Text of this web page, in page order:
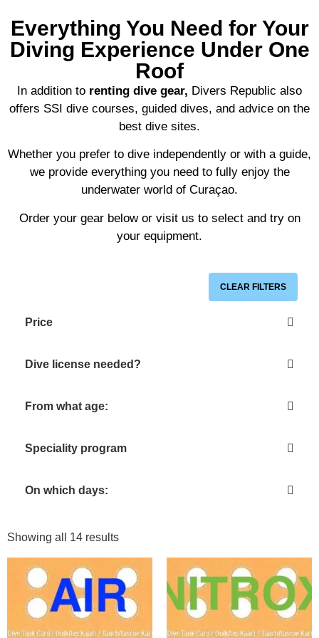
safety. I look
forward to
visiting
Diver’s
with Bob
and Hanny
herhaling
vatbaar.
kwam zelfs
een
schildpad
een paar
meter vanaf
Everything You Need for Your
Diving Experience Under One
Roof
In addition to renting dive gear, Divers Republic also
offers SSI dive courses, guided dives, and advice on the
best dive sites.
Whether you prefer to dive independently or with a guide,
we provide everything you need to fully enjoy the
underwater world of Curaçao.
Order your gear below or visit us to select and try on
your equipment.
CLEAR FILTERS
Price
Dive license needed?
From what age:
Speciality program
On which days:
Showing all 14 results